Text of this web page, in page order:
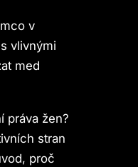
v
vlivnými
med
práva žen?
stran
proč